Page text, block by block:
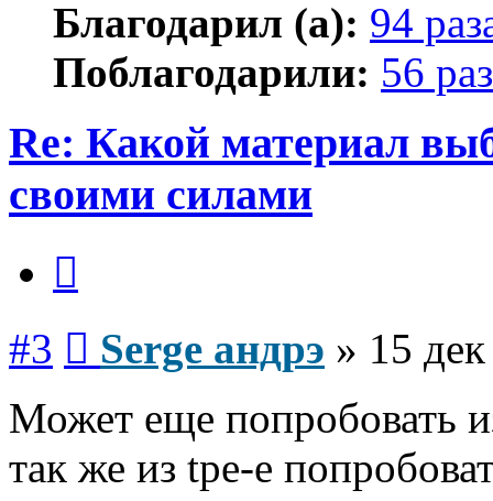
Благодарил (а): 94
Поблагодарили: 56 раз
Re: Какой материал
своими силами
#3 Serge андрэ » 15
Может еще попробовать
так же из tpe-e